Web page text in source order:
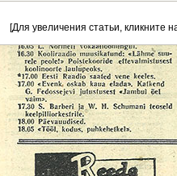
[Для увеличения статьи, кликните